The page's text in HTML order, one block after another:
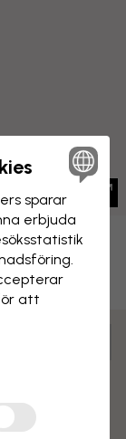
Spara
sparar
erbjuda
att